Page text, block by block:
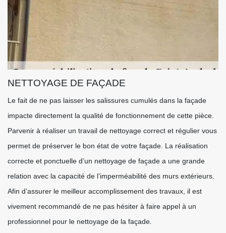
NETTOYAGE DE FAÇADE
Le fait de ne pas laisser les salissures cumulés dans la façade
impacte directement la qualité de fonctionnement de cette pièce.
Parvenir à réaliser un travail de nettoyage correct et régulier vous
permet de préserver le bon état de votre façade. La réalisation
correcte et ponctuelle d’un nettoyage de façade a une grande
relation avec la capacité de l’imperméabilité des murs extérieurs.
Afin d’assurer le meilleur accomplissement des travaux, il est
vivement recommandé de ne pas hésiter à faire appel à un
professionnel pour le nettoyage de la façade.